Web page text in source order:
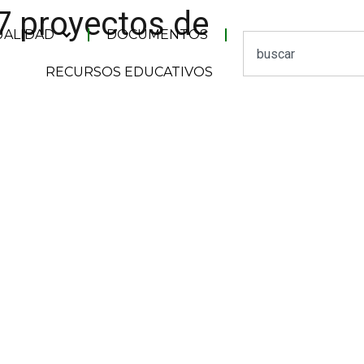
DOCUMENTOS
RECURSOS EDUCATIVOS
proyectos de